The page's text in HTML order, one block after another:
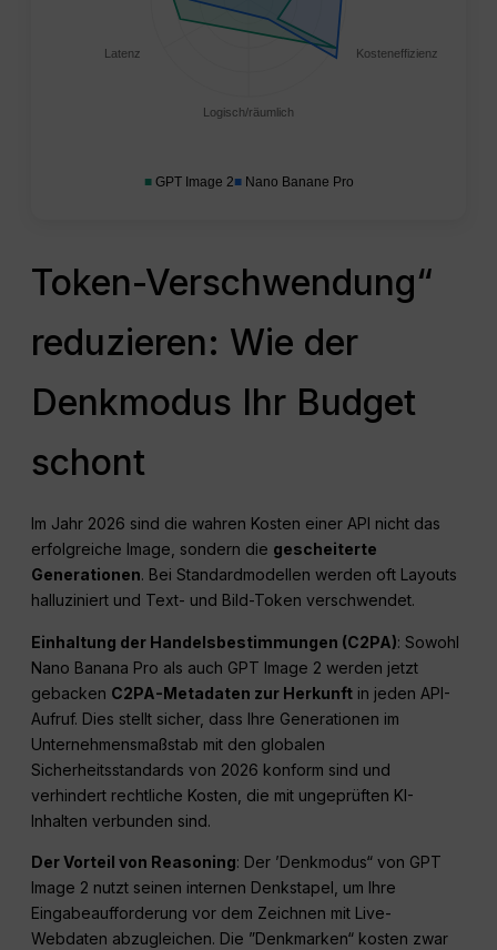
Kosteneffizienz
Logisch/räumlich
Latenz
■GPT Image 2■Nano Banane Pro
Token-Verschwendung“
reduzieren: Wie der
Denkmodus Ihr Budget
schont
Im Jahr 2026 sind die wahren Kosten einer API nicht das
erfolgreiche Image, sondern die gescheiterte
Generationen. Bei Standardmodellen werden oft Layouts
halluziniert und Text- und Bild-Token verschwendet.
Einhaltung der Handelsbestimmungen (C2PA): Sowohl
Nano Banana Pro als auch GPT Image 2 werden jetzt
gebacken C2PA-Metadaten zur Herkunft in jeden API-
Aufruf. Dies stellt sicher, dass Ihre Generationen im
Unternehmensmaßstab mit den globalen
Sicherheitsstandards von 2026 konform sind und
verhindert rechtliche Kosten, die mit ungeprüften KI-
Inhalten verbunden sind.
Der Vorteil von Reasoning: Der ’Denkmodus“ von GPT
Image 2 nutzt seinen internen Denkstapel, um Ihre
Eingabeaufforderung vor dem Zeichnen mit Live-
Webdaten abzugleichen. Die ”Denkmarken“ kosten zwar